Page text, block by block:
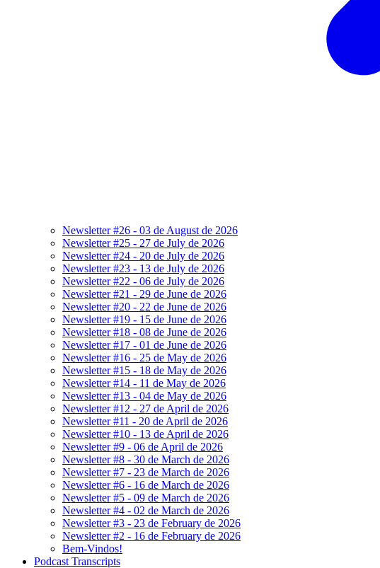
Newsletter #26 - 03 de August de 2026
Newsletter #25 - 27 de July de 2026
Newsletter #24 - 20 de July de 2026
Newsletter #23 - 13 de July de 2026
Newsletter #22 - 06 de July de 2026
Newsletter #21 - 29 de June de 2026
Newsletter #20 - 22 de June de 2026
Newsletter #19 - 15 de June de 2026
Newsletter #18 - 08 de June de 2026
Newsletter #17 - 01 de June de 2026
Newsletter #16 - 25 de May de 2026
Newsletter #15 - 18 de May de 2026
Newsletter #14 - 11 de May de 2026
Newsletter #13 - 04 de May de 2026
Newsletter #12 - 27 de April de 2026
Newsletter #11 - 20 de April de 2026
Newsletter #10 - 13 de April de 2026
Newsletter #9 - 06 de April de 2026
Newsletter #8 - 30 de March de 2026
Newsletter #7 - 23 de March de 2026
Newsletter #6 - 16 de March de 2026
Newsletter #5 - 09 de March de 2026
Newsletter #4 - 02 de March de 2026
Newsletter #3 - 23 de February de 2026
Newsletter #2 - 16 de February de 2026
Bem-Vindos!
Podcast Transcripts